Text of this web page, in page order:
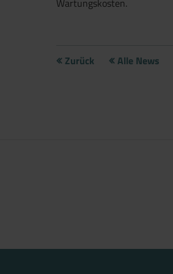
Wartungskosten.
Zurück Alle News